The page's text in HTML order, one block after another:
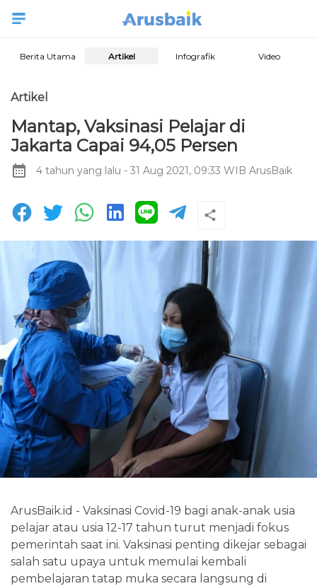
Berita Utama Artikel Infografik Video
Artikel
Mantap, Vaksinasi Pelajar di
Jakarta Capai 94,05 Persen
4 tahun yang lalu - 31 Aug 2021, 09:33 WIB ArusBaik
ArusBaik.id - Vaksinasi Covid-19 bagi anak-anak usia
pelajar atau usia 12-17 tahun turut menjadi fokus
pemerintah saat ini. Vaksinasi penting dikejar sebagai
salah satu upaya untuk memulai kembali
pembelajaran tatap muka secara langsung di